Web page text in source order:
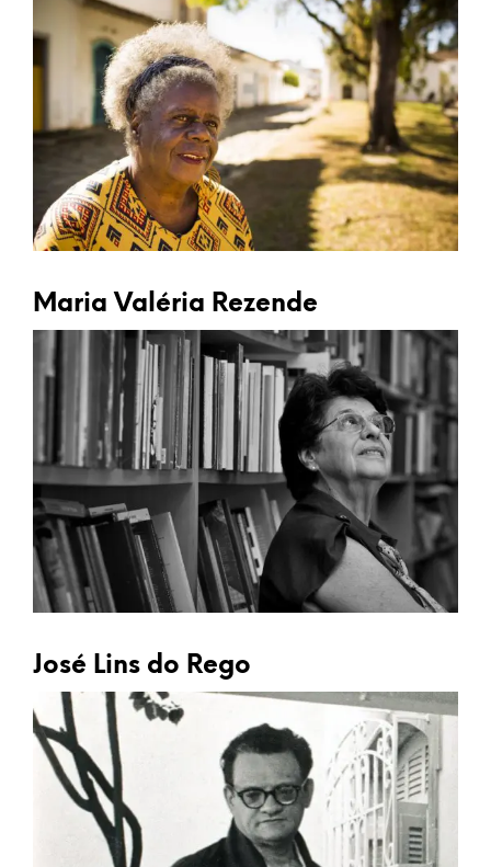
Maria Valéria Rezende
José Lins do Rego